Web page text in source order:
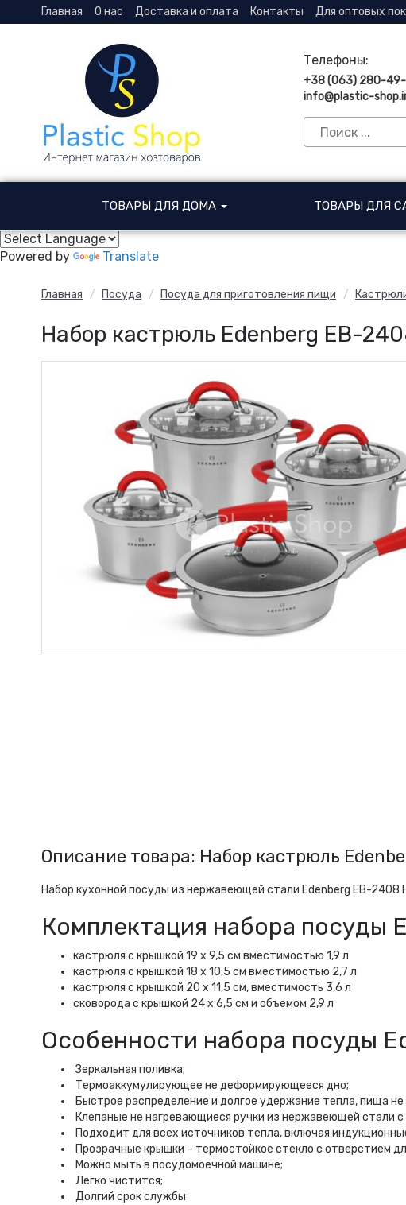
Главная О нас Доставка и оплата Контакты Для оптовых
Телефоны:
+38 (063) 280-
info@plastic-
ТОВАРЫ ДЛЯ ДОМА ТОВАРЫ ДЛЯ
Powered by Translate
Главная Посуда Посуда для приготовления пищи
Набор кастрюль Edenberg EB-
Описание товара: Набор кастрюль
Набор кухонной посуды из нержавеющей стали Edenberg EB-2408
Комплектация набора посуды
кастрюля с крышкой 19 х 9,5 см вместимостью 1,9 л
кастрюля с крышкой 18 х 10,5 см вместимостью 2,7 л
кастрюля с крышкой 20 x 11,5 см, вместимость 3,6 л
сковорода с крышкой 24 х 6,5 см и объемом 2,9 л
Особенности набора посуды
Зеркальная поливка;
Термоаккумулирующее не деформирующееся дно;
Быстрое распределение и долгое удержание тепла, пища не
Клепаные не нагревающиеся ручки из нержавеющей стали
Подходит для всех источников тепла, включая
Прозрачные крышки – термостойкое стекло с отверстием
Можно мыть в посудомоечной машине;
Легко чистится;
Долгий срок службы